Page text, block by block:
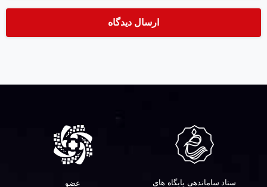
ستاد ساماندهی پایگاه های
عضو